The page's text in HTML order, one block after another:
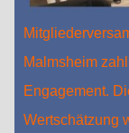
Malmsheim
Engagement.
Wertschätzung